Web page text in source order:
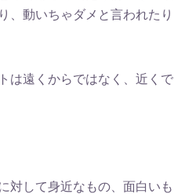
、動いちゃダメと言われたり
は遠くからではなく、近くで
対して身近なもの、面白いも